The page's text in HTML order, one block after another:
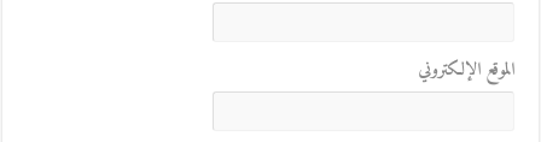
الموقع الإلكتروني